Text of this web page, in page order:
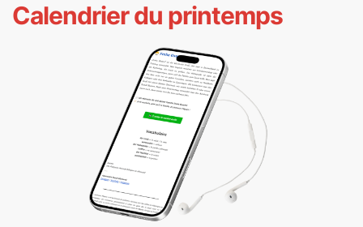
Calendrier du printemps